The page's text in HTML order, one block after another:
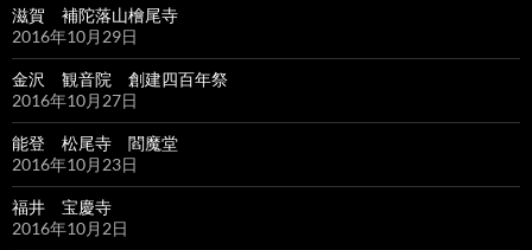
滋賀 補陀落山檜尾寺
2016年10月29日
金沢 観音院 創建四百年祭
2016年10月27日
能登 松尾寺 閻魔堂
2016年10月23日
福井 宝慶寺
2016年10月2日